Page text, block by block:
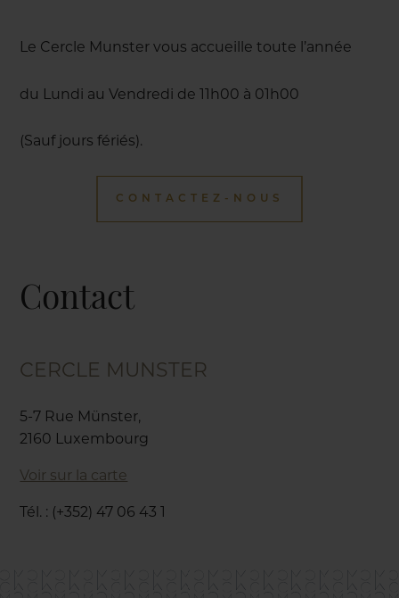
Le Cercle Munster vous accueille toute l’année
du Lundi au Vendredi de 11h00 à 01h00
(Sauf jours fériés).
CONTACTEZ-NOUS
Contact
CERCLE MUNSTER
5-7 Rue Münster,
2160 Luxembourg
Voir sur la carte
Tél. : (+352) 47 06 43 1